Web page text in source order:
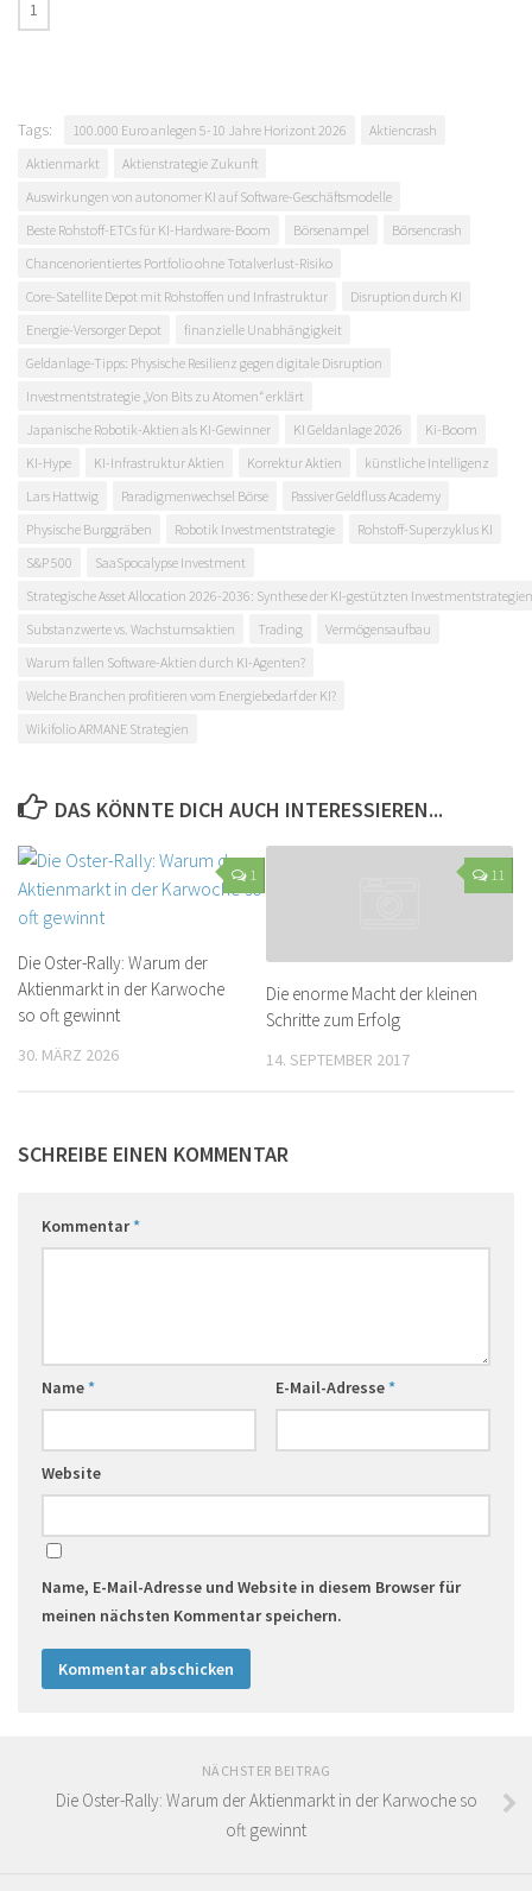
Tags: 100.000 Euro anlegen 5-10 Jahre Horizont 2026
Aktiencrash
Aktienmarkt
Aktienstrategie Zukunft
Auswirkungen von autonomer KI auf Software-Geschäftsmodelle
Beste Rohstoff-ETCs für KI-Hardware-Boom
Börsenampel
Börsencrash
Chancenorientiertes Portfolio ohne Totalverlust-Risiko
Core-Satellite Depot mit Rohstoffen und Infrastruktur
Disruption durch KI
Energie-Versorger Depot
finanzielle Unabhängigkeit
Geldanlage-Tipps: Physische Resilienz gegen digitale Disruption
Investmentstrategie „Von Bits zu Atomen“ erklärt
Japanische Robotik-Aktien als KI-Gewinner
KI Geldanlage 2026
Ki-Boom
KI-Hype
KI-Infrastruktur Aktien Korrektur Aktien
künstliche Intelligenz
Lars Hattwig
Paradigmenwechsel Börse
Passiver Geldfluss Academy
Physische Burggräben
Robotik Investmentstrategie
Rohstoff-Superzyklus KI
S&P 500
SaaSpocalypse Investment
Strategische Asset Allocation 2026-2036: Synthese der KI-gestützten Investmentstrategien
Substanzwerte vs. Wachstumsaktien
Trading
Vermögensaufbau
Warum fallen Software-Aktien durch KI-Agenten?
Welche Branchen profitieren vom Energiebedarf der KI?
Wikifolio ARMANE Strategien
DAS KÖNNTE DICH AUCH INTERESSIEREN...
1
Die Oster-Rally: Warum der
Aktienmarkt in der Karwoche
so oft gewinnt
30. MÄRZ 2026
11
Die enorme Macht der kleinen
Schritte zum Erfolg
14. SEPTEMBER 2017
SCHREIBE EINEN KOMMENTAR
Kommentar*
Name* E-Mail-Adresse*
Website
Name, E-Mail-Adresse und Website in diesem Browser für
meinen nächsten Kommentar speichern.
NÄCHSTER BEITRAG
Die Oster-Rally: Warum der Aktienmarkt in der Karwoche so
oft gewinnt